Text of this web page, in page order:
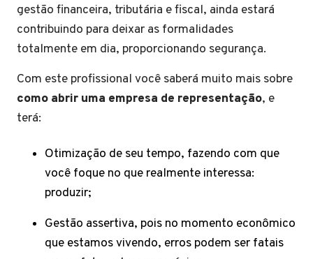
gestão financeira, tributária e fiscal, ainda estará
contribuindo para deixar as formalidades
totalmente em dia, proporcionando segurança.
Com este profissional você saberá muito mais sobre
como abrir uma empresa de representação, e
terá:
Otimização de seu tempo, fazendo com que
você foque no que realmente interessa:
produzir;
Gestão assertiva, pois no momento econômico
que estamos vivendo, erros podem ser fatais